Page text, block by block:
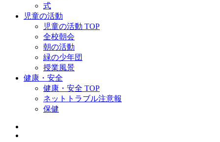
式
児童の活動
児童の活動 TOP
全校朝会
朝の活動
緑の少年団
授業風景
健康・安全
健康・安全 TOP
ネットトラブル注意報
保健